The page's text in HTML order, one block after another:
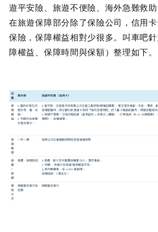
遊平安險、旅遊不便險、海外急難救
在旅遊保障部分除了保險公司，信用
保險，保障權益相對少很多。叫車吧
障權益、保障時間與保額）整理如下。